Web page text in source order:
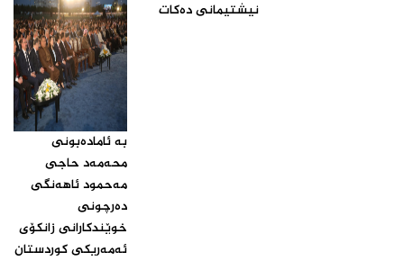
نیشتیمانی ده‌كات‌
بە ئامادەبونی
محەمەد حاجی
مەحمود ئاهەنگی
دەرچونی
خوێندکارانی زانکۆی
ئەمەریکی کوردستان